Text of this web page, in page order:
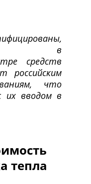
в
средств
российским
что
их вводом в
тепла